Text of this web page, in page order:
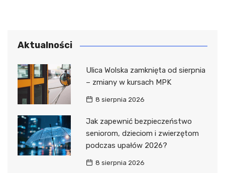
Aktualności
Ulica Wolska zamknięta od sierpnia
– zmiany w kursach MPK
8 sierpnia 2026
Jak zapewnić bezpieczeństwo
seniorom, dzieciom i zwierzętom
podczas upałów 2026?
8 sierpnia 2026